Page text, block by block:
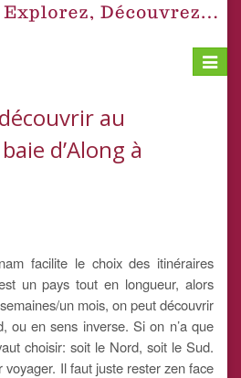
Toggle
au
d’Along à
facilite le choix des itinéraires
un pays tout en longueur, alors
un mois, on peut découvrir
ou en sens inverse. Si on n’a que
choisir: soit le Nord, soit le Sud.
voyager. Il faut juste rester zen face